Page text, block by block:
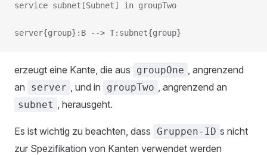
service subnet[Subnet] in groupTwo
server{group}:B --> T:subnet{group}
erzeugt eine Kante, die aus groupOne , angrenzend
an
server , und in groupTwo , angrenzend an
subnet , herausgeht.
Es ist wichtig zu beachten, dass Gruppen-ID s nicht
zur Spezifikation von Kanten verwendet werden